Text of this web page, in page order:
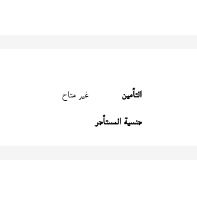
التأمين
غير متاح
جنسية المستأجر